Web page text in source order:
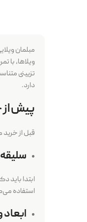
مبلمان
ویلاها، با
تزیینی
دارد.
پیش از
قبل از خرید
ابتدا باید
استفاده